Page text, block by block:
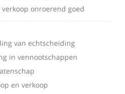
onroerend goed
van echtscheiding
in vennootschappen
en verkoop